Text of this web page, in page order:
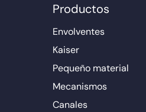
Productos
Envolventes
Kaiser
Pequeño material
Mecanismos
Canales